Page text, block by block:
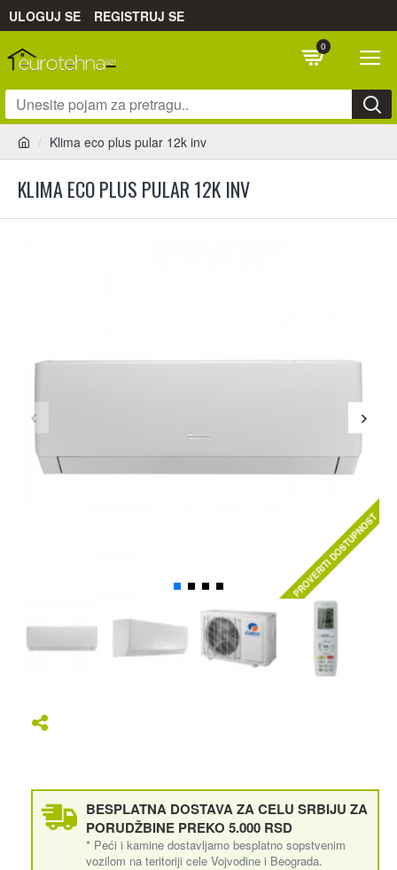
ULOGUJ SE REGISTRUJ SE
0
Klima eco plus pular 12k inv
KLIMA ECO PLUS PULAR 12K INV
PROVERITI DOSTUPNOST
BESPLATNA DOSTAVA ZA CELU SRBIJU ZA
PORUDŽBINE PREKO 5.000 RSD
* Peći i kamine dostavljamo besplatno sopstvenim
vozilom na teritoriji cele Vojvodine i Beograda.